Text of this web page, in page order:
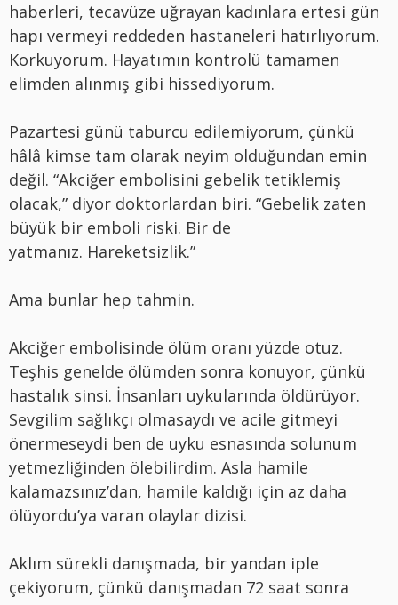
haberleri, tecavüze uğrayan kadınlara ertesi gün
hapı vermeyi reddeden hastaneleri hatırlıyorum.
Korkuyorum. Hayatımın kontrolü tamamen
elimden alınmış gibi hissediyorum.
Pazartesi günü taburcu edilemiyorum, çünkü
hâlâ kimse tam olarak neyim olduğundan emin
değil. “Akciğer embolisini gebelik tetiklemiş
olacak,” diyor doktorlardan biri. “Gebelik zaten
büyük bir emboli riski. Bir de
yatmanız. Hareketsizlik.”
Ama bunlar hep tahmin.
Akciğer embolisinde ölüm oranı yüzde otuz.
Teşhis genelde ölümden sonra konuyor, çünkü
hastalık sinsi. İnsanları uykularında öldürüyor.
Sevgilim sağlıkçı olmasaydı ve acile gitmeyi
önermeseydi ben de uyku esnasında solunum
yetmezliğinden ölebilirdim. Asla hamile
kalamazsınız’dan, hamile kaldığı için az daha
ölüyordu’ya varan olaylar dizisi.
Aklım sürekli danışmada, bir yandan iple
çekiyorum, çünkü danışmadan 72 saat sonra